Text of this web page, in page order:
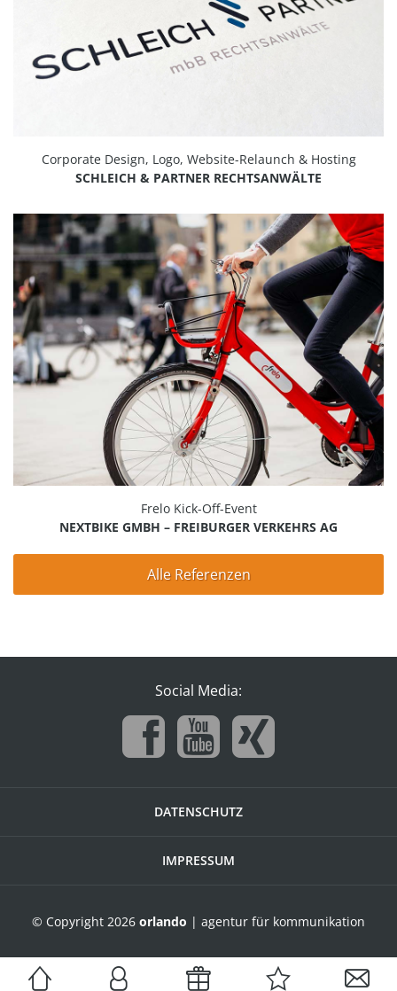
Corporate Design, Logo, Website-Relaunch & Hosting
SCHLEICH & PARTNER RECHTSANWÄLTE
Frelo Kick-Off-Event
NEXTBIKE GMBH – FREIBURGER VERKEHRS AG
Alle Referenzen
Social Media:
DATENSCHUTZ
IMPRESSUM
© Copyright 2026 orlando | agentur für kommunikation